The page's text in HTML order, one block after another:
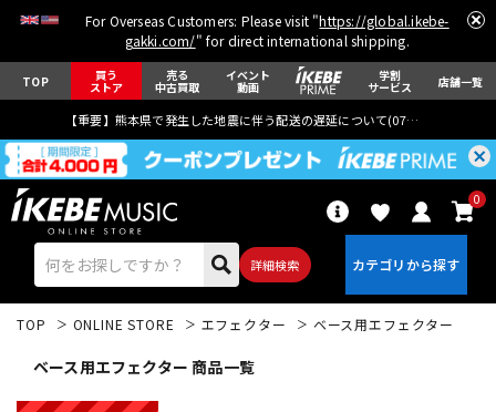
For Overseas Customers: Please visit "https://global.ikebe-
gakki.com/" for direct international shipping.
TOP 買う
ストア
売る
中古買取
イベント
動画
学割
サービス 店舗一覧
【重要】熊本県で発生した地震に伴う配送の遅延について(07月29日
詳細検索
0
TOP ONLINE STORE エフェクター ベース用エフェクター
ベース用エフェクター 商品一覧